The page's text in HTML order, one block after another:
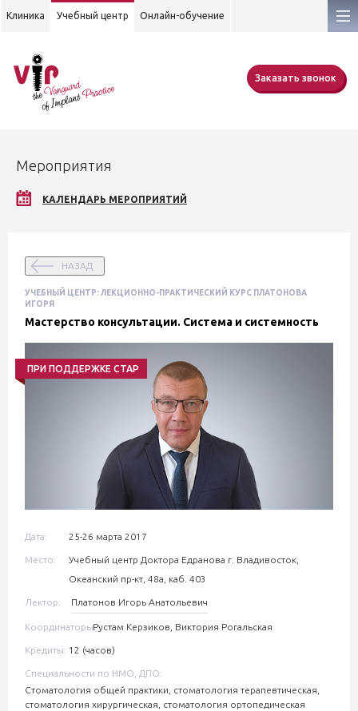
Клиника Учебный центр Онлайн-обучение
Заказать звонок
Мероприятия
КАЛЕНДАРЬ МЕРОПРИЯТИЙ
НАЗАД
УЧЕБНЫЙ ЦЕНТР: ЛЕКЦИОННО-ПРАКТИЧЕСКИЙ КУРС ПЛАТОНОВА
ИГОРЯ
Мастерство консультации. Система и системность
ПРИ ПОДДЕРЖКЕ СТАР
Дата: 25-26 марта 2017
Место:
Учебный центр Доктора Едранова г. Владивосток,
Океанский пр-кт, 48а, каб. 403
Лектор: Платонов Игорь Анатольевич
Координаторы:Рустам Керзиков, Виктория Рогальская
Кредиты: 12 (часов)
Специальности по НМО, ДПО:
Стоматология общей практики, стоматология терапевтическая,
стоматология хирургическая, стоматология ортопедическая